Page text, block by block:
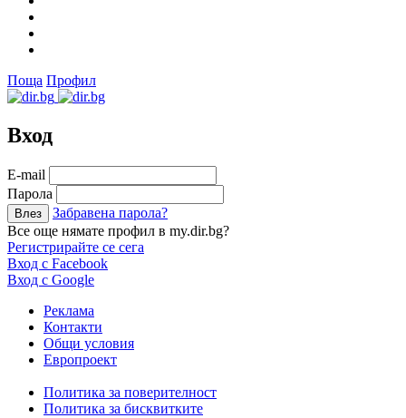
Поща Профил
Вход
Е-mail
Парола
Забравена парола?
Все още нямате профил в my.dir.bg?
Регистрирайте се сега
Вход с Facebook
Вход с Google
Реклама
Контакти
Общи условия
Европроект
Политика за поверителност
Политика за бисквитките